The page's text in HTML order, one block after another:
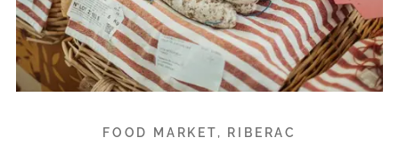
FOOD MARKET, RIBERAC